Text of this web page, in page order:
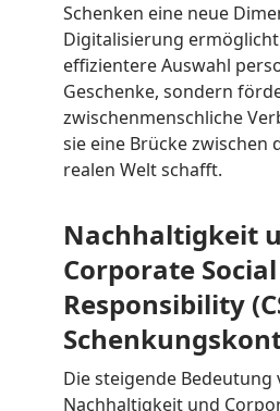
Schenken eine neue
Digitalisierung
effizientere Auswahl
Geschenke, sondern
zwischenmenschliche
sie eine Brücke zwischen
realen Welt schafft.
Nachhaltigkeit
Corporate Social
Responsibility
Die steigende Bedeutung
Nachhaltigkeit und